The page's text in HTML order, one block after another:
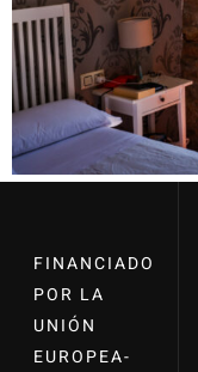
FINANCIADO
POR LA
UNIÓN
EUROPEA-